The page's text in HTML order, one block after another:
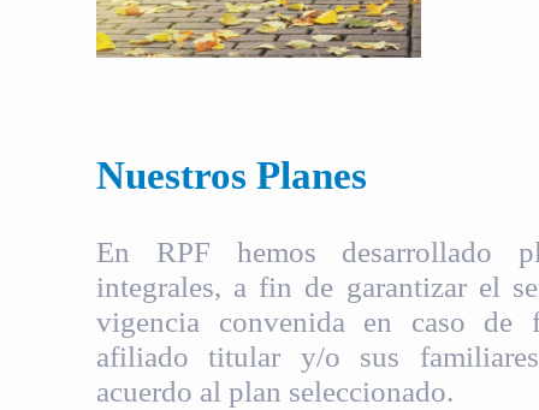
Nuestros Planes
En RPF hemos desarrollado
integrales, a fin de garantizar el
vigencia convenida en caso de
afiliado titular y/o sus
acuerdo al plan seleccionado.